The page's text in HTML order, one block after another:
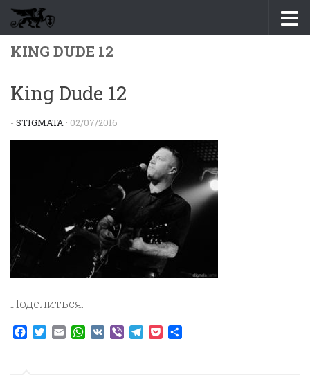
Перейти к содержимому
KING DUDE 12
King Dude 12
- STIGMATA · 02/07/2016
Поделиться:
Facebook
TwitterEmailWhatsApp
VK ViberTelegram
Pocket